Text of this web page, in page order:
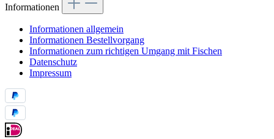
Informationen
Informationen allgemein
Informationen Bestellvorgang
Informationen zum richtigen Umgang mit Fischen
Datenschutz
Impressum